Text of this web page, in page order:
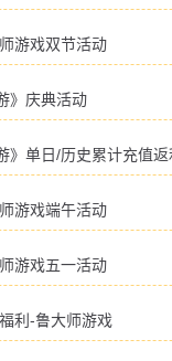
游戏双节活动
》庆典活动
》单日/历史累计充值
游戏端午活动
游戏五一活动
利-鲁大师游戏